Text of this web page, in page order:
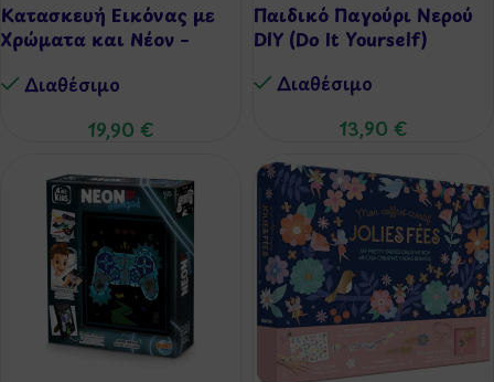
Κατασκευή Εικόνας με
Χρώματα και Νέον –
Διαθέσιμo
19,90 €
Παιδικό Παγούρι Νερού
DIY (Do It Yourself)
Διαθέσιμo
13,90 €